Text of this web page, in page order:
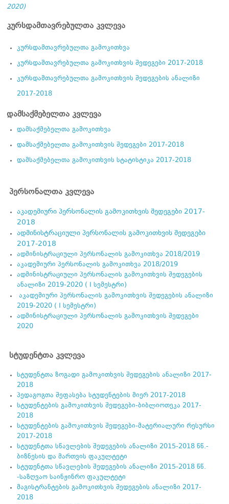
2020)
კურსდამთავრებულთა კვლევა
კურსდამთავრებულთა გამოკითხვა
კურსდამთავრებულთა გამოკითხვის შედეგები 2017-2018
კურსდამთავრებულთა გამოკითხვის შედეგების ანალიზი
2017-2018
დამსაქმებელთა კვლევა
დამსაქმებელთა გამოკითხვა
დამსაქმებელთა გამოკითხვის შედეგები 2017-2018
დამსაქმებელთა გამოკითხვის სტატისტიკა 2017-2018
პერსონალთა კვლევა
აკადემიური პერსონალის გამოკითხვის შედეგები 2017-
2018
ადმინისტრაციული პერსონალის გამოკითხვის შედეგები
2017-2018
ადმინისტრაციული პერსონალის გამოკითხვა 2018/2019
აკადემიური პერსონალის გამოკითხვა 2018/2019
ადმინისტრაციული პერსონალის გამოკითხვის შედეგების
ანალიზი 2019-2020 ( I სემესტრი)
აკადემიური პერსონალის გამოკითხვის შედეგების ანალიზი
2019-2020 ( I სემესტრი)
ადმინისტრაციული პერსონალის გამოკითხვის შედეგები
2020
სტუდენტთა კვლევა
სტუდენტთა ზოგადი გამოკითხვის შედეგების ანალიზი 2017-
2018
პედაგოგთა შეფასება სტუდენტების მიერ 2017-2018
სტუდენტების გამოკითხვის შედეგები-ბიბლიოთეკა 2017-
2018
სტუდენტების გამოკითხვის შედეგები-მატერიალური რესურსი
2017-2018
სტუდენტთა სწავლების შედეგების ანალიზი 2015-2018 წწ.-
ბიზნესის და მართვის ფაკულტეტი
სტუდენტთა სწავლების შედეგების ანალიზი 2015-2018 წწ.
-საზღვაო საინჟინრო ფაკულტეტი
მაგისტრანტების გამოკითხვის შედეგების ანალიზი 2017-
2018